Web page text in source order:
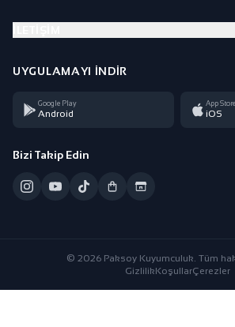
UYGULAMAYI İNDIR
Google Play
Android
App Store
iOS
Bizi Takip Edin
© 2026 Paksoy Kuyumculuk. Tüm
GizlilikKoşullarÇerezler